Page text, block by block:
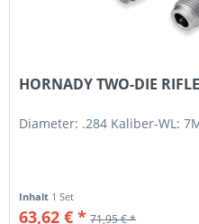
HORNADY TWO-DIE
Diameter: .284 Kaliber-WL:
Inhalt 1 Set
63,62 € * 71,95 € *